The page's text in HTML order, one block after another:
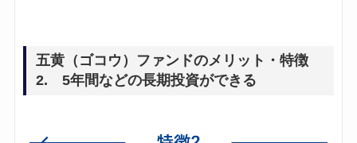
五黄（ゴコウ）ファンドのメリット・特徴
2. 5年間などの長期投資ができる